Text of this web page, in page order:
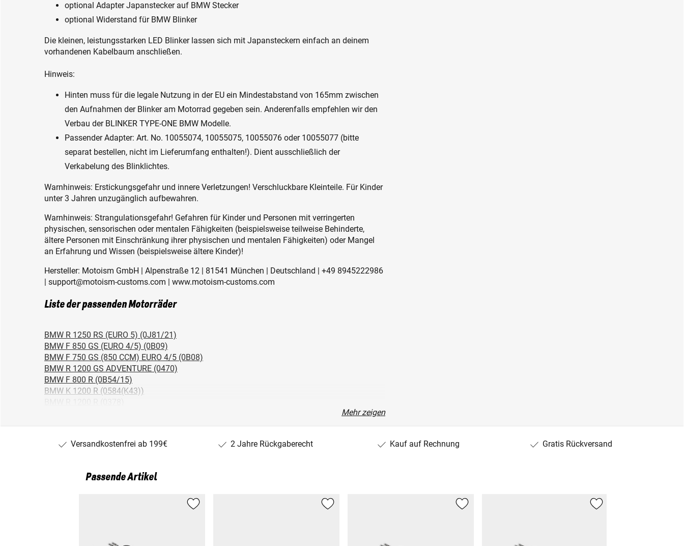
optional Adapter Japanstecker auf BMW Stecker
optional Widerstand für BMW Blinker
Die kleinen, leistungsstarken LED Blinker lassen sich mit Japansteckern einfach an deinem
vorhandenen Kabelbaum anschließen.
Hinweis:
Hinten muss für die legale Nutzung in der EU ein Mindestabstand von 165mm zwischen
den Aufnahmen der Blinker am Motorrad gegeben sein. Anderenfalls empfehlen wir den
Verbau der BLINKER TYPE-ONE BMW Modelle.
Passender Adapter: Art. No. 10055074, 10055075, 10055076 oder 10055077 (bitte
separat bestellen, nicht im Lieferumfang enthalten!). Dient ausschließlich der
Verkabelung des Blinklichtes.
Warnhinweis: Erstickungsgefahr und innere Verletzungen! Verschluckbare Kleinteile. Für Kinder
unter 3 Jahren unzugänglich aufbewahren.
Warnhinweis: Strangulationsgefahr! Gefahren für Kinder und Personen mit verringerten
physischen, sensorischen oder mentalen Fähigkeiten (beispielsweise teilweise Behinderte,
ältere Personen mit Einschränkung ihrer physischen und mentalen Fähigkeiten) oder Mangel
an Erfahrung und Wissen (beispielsweise ältere Kinder)!
Hersteller: Motoism GmbH | Alpenstraße 12 | 81541 München | Deutschland | +49 8945222986
| support@motoism-customs.com | www.motoism-customs.com
Liste der passenden Motorräder
BMW R 1250 RS (EURO 5) (0J81/21)
BMW F 850 GS (EURO 4/5) (0B09)
BMW F 750 GS (850 CCM) EURO 4/5 (0B08)
BMW R 1200 GS ADVENTURE (0470)
BMW F 800 R (0B54/15)
BMW K 1200 R (0584(K43))
BMW F 800 GS ADVENTURE (0B05)
BMW F 700 GS (0B01)
BMW C 650 GT (0133)
Mehr zeigen
Versandkostenfrei ab 199€ 2 Jahre Rückgaberecht Kauf auf Rechnung Gratis Rückversand
Passende Artikel